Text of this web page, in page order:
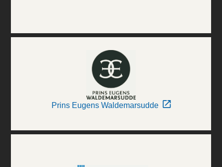
Prins Eugens Waldemarsudde